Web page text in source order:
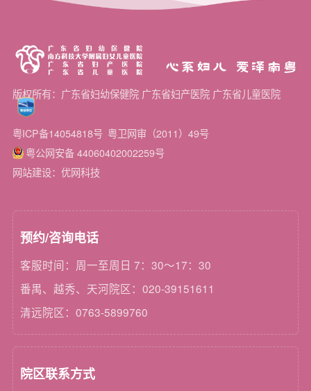
心系妇儿 爱泽南粤
版权所有：广东省妇幼保健院 广东省妇产医院 广东省儿童医院
粤ICP备14054818号 粤卫网审（2011）49号
粤公网安备 44060402002259号
网站建设：优网科技
预约/咨询电话
客服时间：周一至周日 7：30～17：30
番禺、越秀、天河院区：020-39151611
清远院区：0763-5899760
院区联系方式